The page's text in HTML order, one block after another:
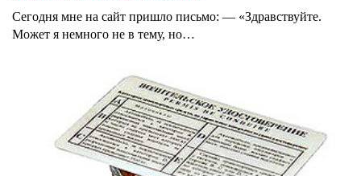
Сегодня мне на сайт пришло письмо: — «Здравствуйте.
Может я немного не в тему, но…